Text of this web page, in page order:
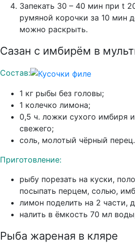
Запекать 30 – 40 мин при t
румяной корочки за 10 мин
можно раскрыть.
Сазан с имбирём в
Состав:
1 кг рыбы без головы;
1 колечко лимона;
0,5 ч. ложки сухого имбиря
свежего;
соль, молотый чёрный перец.
Приготовление:
рыбу порезать на куски,
посыпать перцем, солью,
лимон поделить на 2 части,
налить в ёмкость 70 мл
Рыба жареная в кляре